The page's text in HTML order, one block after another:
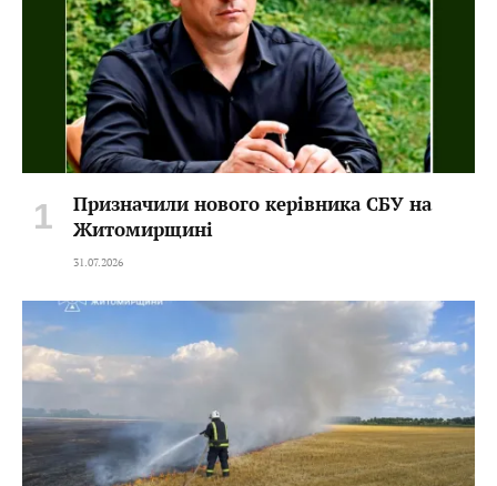
Призначили нового керівника СБУ на
Житомирщині
31.07.2026